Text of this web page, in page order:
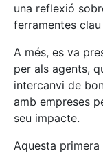
una reflexió
ferramentes
A més, es va
per als agents,
intercanvi de
amb empreses
seu impacte.
Aquesta